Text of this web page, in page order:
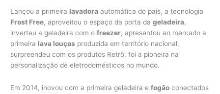
Lançou a primeira lavadora automática do país, a tecnologia
Frost Free, aproveitou o espaço da porta dageladeira,
inverteu a geladeira com ofreezer, apresentou ao mercado a
primeira lava louças produzida em território nacional,
surpreendeu com os produtos Retrô, foi a pioneira na
personalização de eletrodomésticos no mundo.
Em 2014, inovou com a primeira geladeira efogão conectados